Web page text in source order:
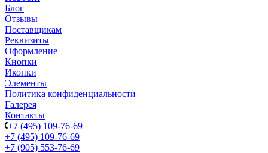
Блог
Отзывы
Поставщикам
Реквизиты
Оформление
Кнопки
Иконки
Элементы
Политика конфиденциальности
Галерея
Контакты
+7 (495) 109-76-69
+7 (495) 109-76-69
+7 (905) 553-76-69